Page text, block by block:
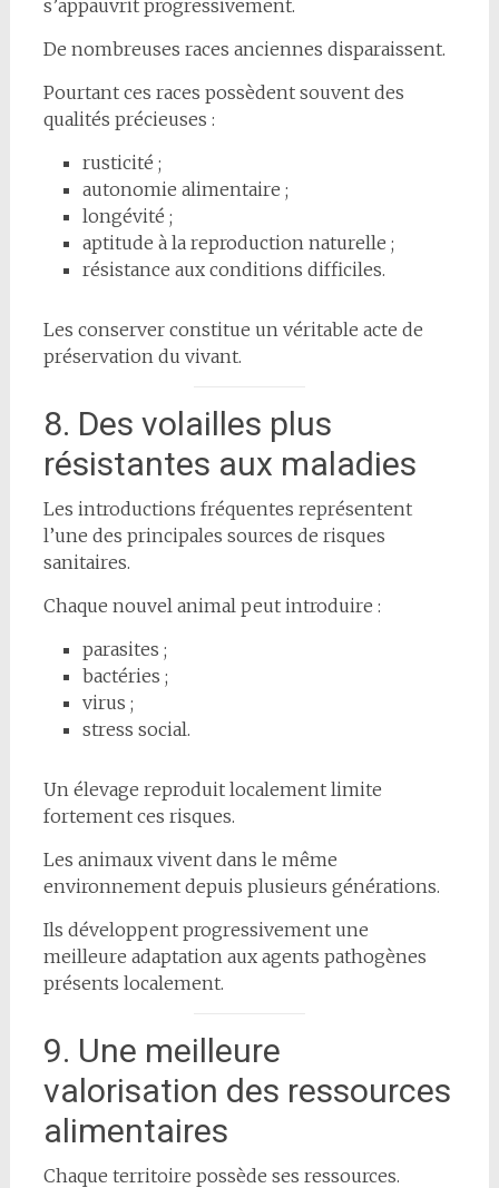
s’appauvrit progressivement.
De nombreuses races anciennes disparaissent.
Pourtant ces races possèdent souvent des
qualités précieuses :
rusticité ;
autonomie alimentaire ;
longévité ;
aptitude à la reproduction naturelle ;
résistance aux conditions difficiles.
Les conserver constitue un véritable acte de
préservation du vivant.
8. Des volailles plus
résistantes aux maladies
Les introductions fréquentes représentent
l’une des principales sources de risques
sanitaires.
Chaque nouvel animal peut introduire :
parasites ;
bactéries ;
virus ;
stress social.
Un élevage reproduit localement limite
fortement ces risques.
Les animaux vivent dans le même
environnement depuis plusieurs générations.
Ils développent progressivement une
meilleure adaptation aux agents pathogènes
présents localement.
9. Une meilleure
valorisation des ressources
alimentaires
Chaque territoire possède ses ressources.